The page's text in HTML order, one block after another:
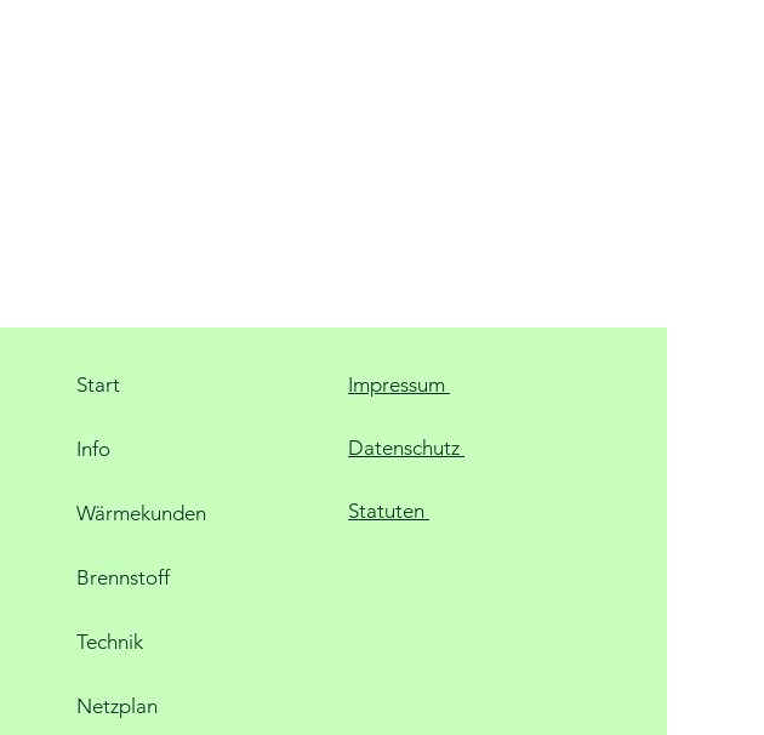
Start
Info
Wärmekunden
Brennstoff
Technik
Netzplan
Impressum
Datenschutz
Statuten